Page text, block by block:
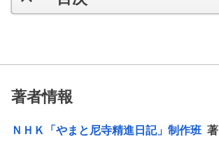
著者情報
ＮＨＫ「やまと尼寺精進日記」制作班 著